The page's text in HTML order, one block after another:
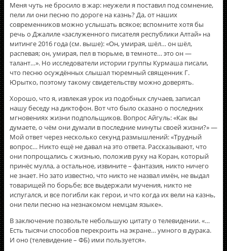
Меня чуть не бросило в жар: неужели я поставил под сомнение,
пели ли они песню по дороге на казнь? Да, от наших
современников можно услышать всякое; вспомните хотя бы
речь о Джалиле «заслуженного писателя республики Алтай» на
митинге 2016 года (см. выше): «Он, умирая, шёл… он шёл,
распевая; он, умирая, пел в тюрьме, в темноте… это он —
талант…». Но исследователи истории группы Курмаша писали,
что песню осуждённых слышал тюремный священник Г.
Юрытко, поэтому такому свидетельству можно доверять.
Хорошо, что я, извлекая урок из подобных случаев, записал
нашу беседу на диктофон. Вот что было сказано о последних
мгновениях жизни подпольщиков. Вопрос Айгуль: «Как вы
думаете, о чём они думали в последние минуты своей жизни?» —
Мой ответ через несколько секунд размышлений: «Трудный
вопрос… Никто ещё не давал на это ответа. Рассказывают, что
они попрощались с жизнью, положив руку на Коран, который
принёс мулла, а остальное, извините – фантазия, никто ничего
не знает. Но зато известно, что никто не назвал имён, не выдал
товарищей по борьбе; все выдержали мучения, никто не
испугался, и все погибли как герои, и что когда их вели на казнь,
они пели песню на незнакомом немцам языке».
В заключение позвольте небольшую цитату о телевидении. «…
Есть тысячи способов перекроить на экране… умного в дурака.
И оно (телевидение – ФБ) ими пользуется».